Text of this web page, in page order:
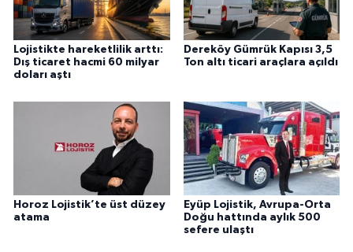
Lojistikte hareketlilik arttı:
Dış ticaret hacmi 60 milyar
doları aştı
Dereköy Gümrük Kapısı 3,5
Ton altı ticari araçlara açıldı
Horoz Lojistik’te üst düzey
atama
Eyüp Lojistik, Avrupa-Orta
Doğu hattında aylık 500
sefere ulaştı